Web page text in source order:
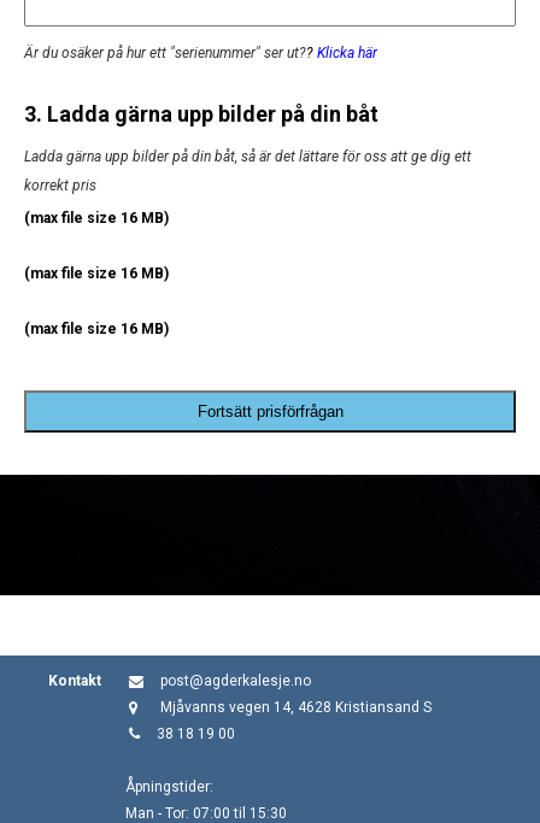
Är du osäker på hur ett "serienummer" ser ut?? Klicka här
3. Ladda gärna upp bilder på din båt
Ladda gärna upp bilder på din båt, så är det lättare för oss att ge dig ett
korrekt pris
(max file size 16 MB)
(max file size 16 MB)
(max file size 16 MB)
Fortsätt prisförfrågan
Kontakt
post@agderkalesje.no
Mjåvanns vegen 14, 4628 Kristiansand S
38 18 19 00
Åpningstider:
Man - Tor: 07:00 til 15:30